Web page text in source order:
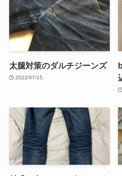
太腿対策のダルチジーンズ
2022/07/15